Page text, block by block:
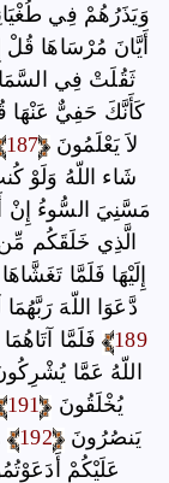
وَيَذَرُهُمْ فِي
أَيَّانَ مُرْسَاهَا قُلْ
ثَقُلَتْ فِي
كَأَنَّكَ حَفِيٌّ عَنْهَا
لاَ يَعْلَمُونَ 187
شَاء اللّهُ وَلَوْ
مَسَّنِيَ السُّوءُ إِنْ
الَّذِي خَلَقَكُم
إِلَيْهَا فَلَمَّا
دَّعَوَا اللّهَ
189 فَلَمَّا
اللّهُ عَمَّا
يُخْلَقُونَ
191
يَنصُرُونَ 192
عَلَيْكُمْ